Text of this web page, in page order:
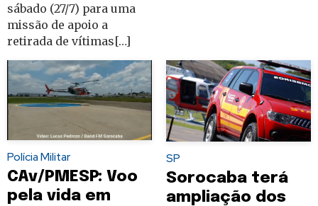
sábado (27/7) para uma
missão de apoio a
retirada de vítimas[…]
Polícia Militar
CAv/PMESP: Voo
pela vida em
SP
Sorocaba terá
ampliação dos